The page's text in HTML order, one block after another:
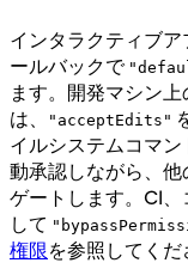
インタラクティブ
ールバックで
ます。開発マシン
は、
"acceptEdits"
イルシステムコマン
動承認しながら、他
ゲートします。CI
して
権限を参照してくだ